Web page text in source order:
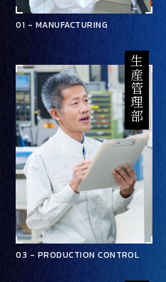
01 - MANUFACTURING
生産管理部
03 - PRODUCTION CONTROL